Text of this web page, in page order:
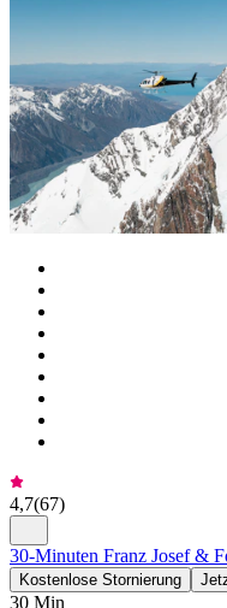
4,7(67)
30-Minuten Franz Josef &
Kostenlose Stornierung
30 Min